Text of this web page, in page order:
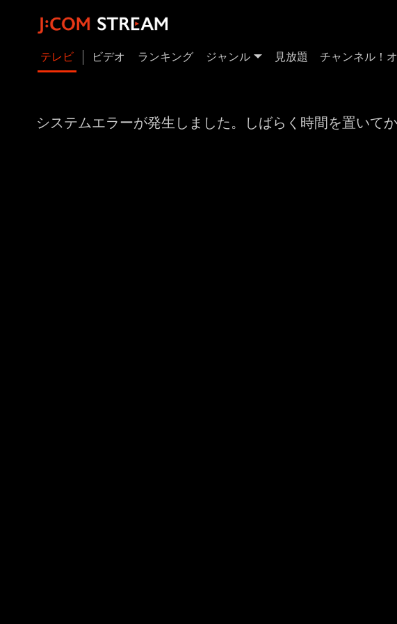
テレビ ビデオ ランキング ジャンル 見放題 チャンネル！
システムエラーが発生しました。しばらく時間を置いて